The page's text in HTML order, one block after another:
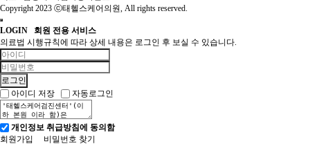
Copyright 2023 ⓒ태헬스케어의원, All rights reserved.
LOGIN 회원 전용 서비스
의료법 시행규칙에 따라 상세 내용은 로그인 후 보실 수 있습니다.
아이디 저장 자동로그인
개인정보 취급방침에 동의함
회원가입
비밀번호 찾기